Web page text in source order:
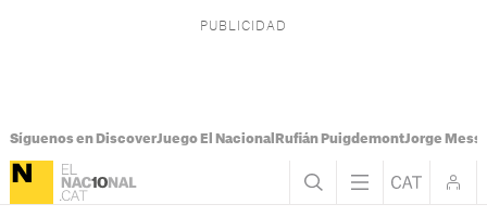
Síguenos en DiscoverJuego El Nacional Rufián PuigdemontJorge Messi